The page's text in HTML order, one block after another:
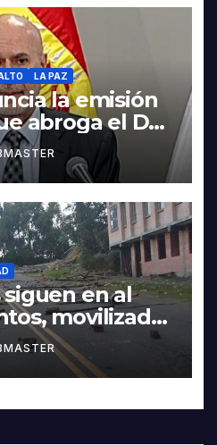
LA PAZ
la emisión
abroga el DS
en al
movilizados
del 5503 en